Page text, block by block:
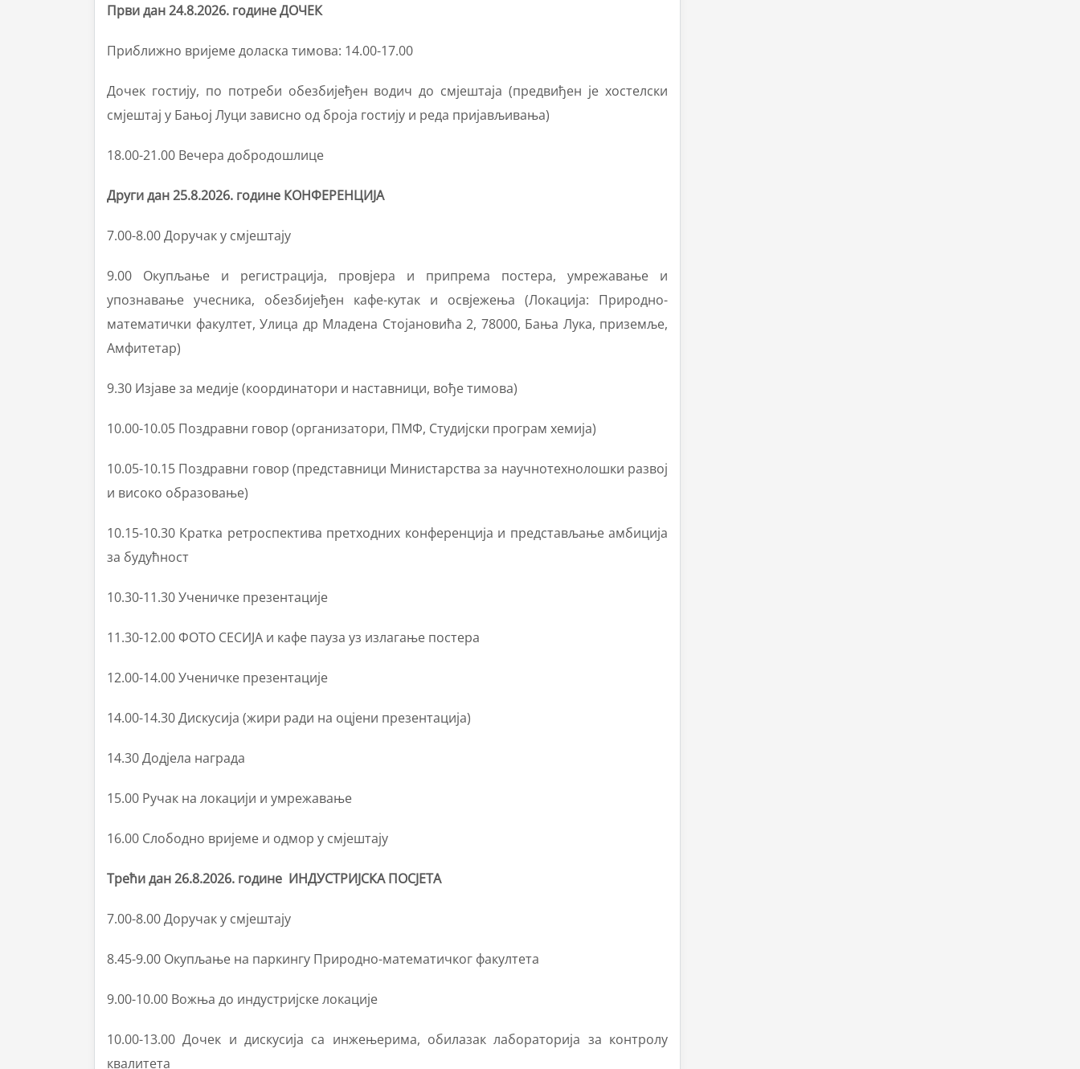
Први дан 24.8.2026. године ДОЧЕК
Приближно вријеме доласка тимова: 14.00-17.00
Дочек гостију, по потреби обезбијеђен водич до смјештаја (предвиђен је хостелски
смјештај у Бањој Луци зависно од броја гостију и реда пријављивања)
18.00-21.00 Вечера добродошлице
Други дан 25.8.2026. године КОНФЕРЕНЦИЈА
7.00-8.00 Доручак у смјештају
9.00 Окупљање и регистрација, провјера и припрема постера, умрежавање и
упознавање учесника, обезбијеђен кафе-кутак и освјежења (Локација: Природно-
математички факултет, Улица др Младена Стојановића 2, 78000, Бања Лука, приземље,
Амфитетар)
9.30 Изјаве за медије (координатори и наставници, вође тимова)
10.00-10.05 Поздравни говор (организатори, ПМФ, Студијски програм хемија)
10.05-10.15 Поздравни говор (представници Министарства за научнотехнолошки развој
и високо образовање)
10.15-10.30 Кратка ретроспектива претходних конференција и представљање амбиција
за будућност
10.30-11.30 Ученичке презентације
11.30-12.00 ФОТО СЕСИЈА и кафе пауза уз излагање постера
12.00-14.00 Ученичке презентације
14.00-14.30 Дискусија (жири ради на оцјени презентација)
14.30 Додјела награда
15.00 Ручак на локацији и умрежавање
16.00 Слободно вријеме и одмор у смјештају
Трећи дан 26.8.2026. године ИНДУСТРИЈСКА ПОСЈЕТА
7.00-8.00 Доручак у смјештају
8.45-9.00 Окупљање на паркингу Природно-математичког факултета
9.00-10.00 Вожња до индустријске локацијe
10.00-13.00 Дочек и дискусија са инжењерима, обилазак лабораторија за контролу
квалитета